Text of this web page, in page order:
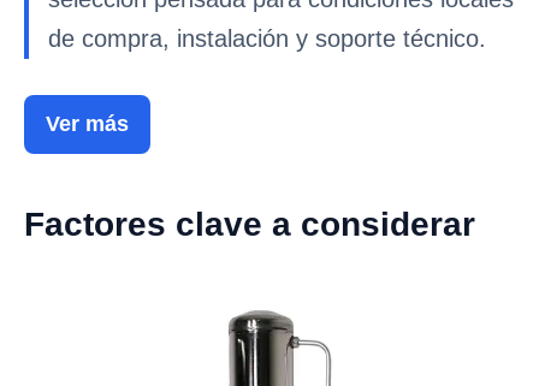
de compra, instalación y soporte técnico.
Ver más
Factores clave a considerar